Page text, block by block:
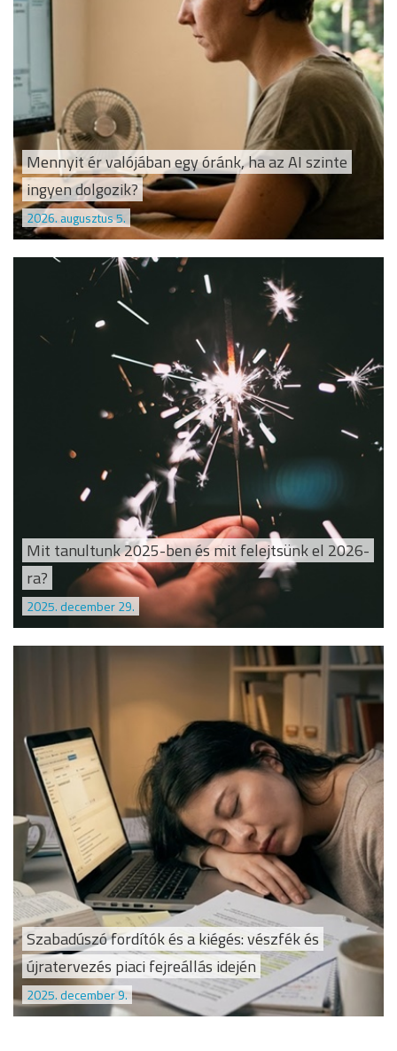
Mennyit ér valójában egy óránk, ha az AI szinte
ingyen dolgozik?
2026. augusztus 5.
Mit tanultunk 2025-ben és mit felejtsünk el 2026-
ra?
2025. december 29.
Szabadúszó fordítók és a kiégés: vészfék és
újratervezés piaci fejreállás idején
2025. december 9.